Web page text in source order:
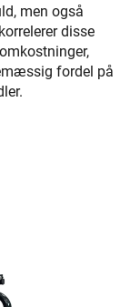
men også
disse
fordel på